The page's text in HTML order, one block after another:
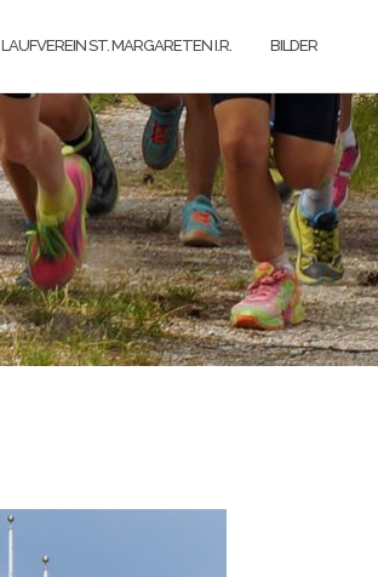
LAUFVEREIN ST. MARGARETEN I.R. BILDER